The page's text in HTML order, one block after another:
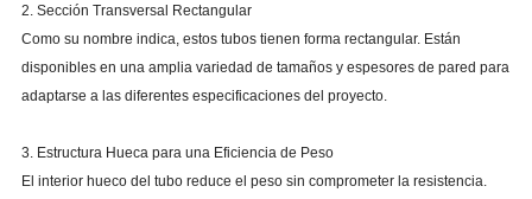
2. Sección Transversal Rectangular
Como su nombre indica, estos tubos tienen forma rectangular. Están
disponibles en una amplia variedad de tamaños y espesores de pared para
adaptarse a las diferentes especificaciones del proyecto.
3. Estructura Hueca para una Eficiencia de Peso
El interior hueco del tubo reduce el peso sin comprometer la resistencia.